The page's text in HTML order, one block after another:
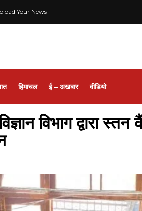
Your News
हिमाचल ई – अखबार वीडियो
विभाग द्वारा